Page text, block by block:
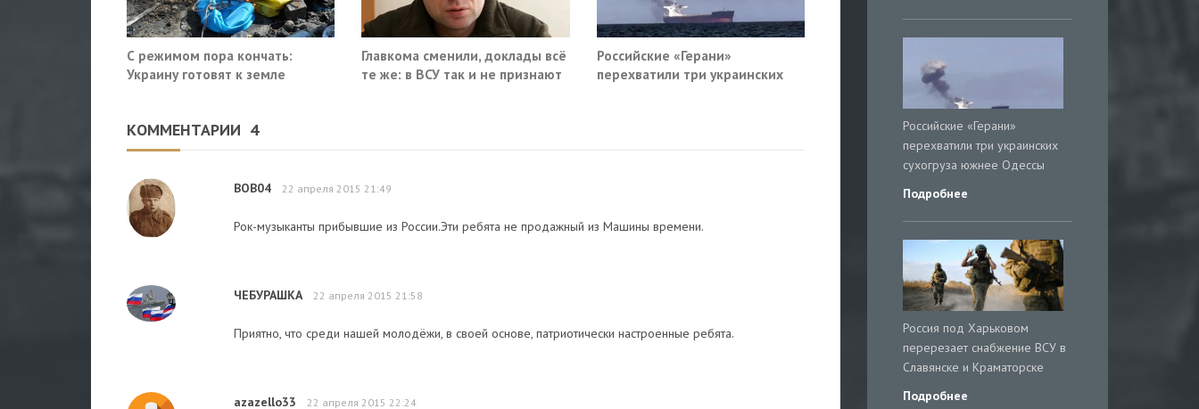
С режимом пора кончать:
Украину готовят к земле
Главкома сменили, доклады всё
те же: в ВСУ так и не признают
Российские «Герани»
перехватили три украинских
КОММЕНТАРИИ 4
BOB04 22 апреля 2015 21:49
Рок-музыканты прибывшие из России.Эти ребята не продажный из Машины времени.
ЧЕБУРАШКА 22 апреля 2015 21:58
Приятно, что среди нашей молодёжи, в своей основе, патриотически настроенные ребята.
azazello33 22 апреля 2015 22:24
Российские «Герани»
перехватили три украинских
сухогруза южнее Одессы
Подробнее
Россия под Харьковом
перерезает снабжение ВСУ в
Славянске и Краматорске
Подробнее